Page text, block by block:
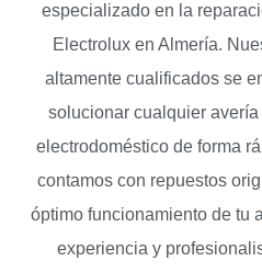
especializado en la
Electrolux en Almería.
altamente cualificados se
solucionar cualquier
electrodoméstico de forma
contamos con repuestos
óptimo funcionamiento de tu
experiencia y